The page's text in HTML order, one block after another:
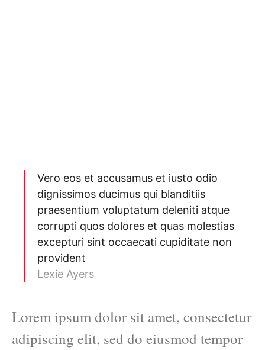
Vero eos et accusamus et iusto odio
dignissimos ducimus qui blanditiis
praesentium voluptatum deleniti atque
corrupti quos dolores et quas molestias
excepturi sint occaecati cupiditate non
provident
Lexie Ayers
Lorem ipsum dolor sit amet, consectetur
adipiscing elit, sed do eiusmod tempor